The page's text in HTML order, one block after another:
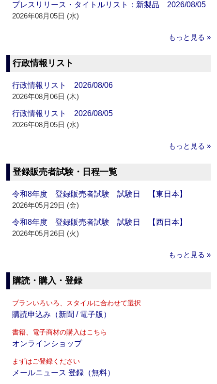
プレスリリース・タイトルリスト：新製品 2026/08/05
2026年08月05日 (水)
もっと見る »
行政情報リスト
行政情報リスト 2026/08/06
2026年08月06日 (木)
行政情報リスト 2026/08/05
2026年08月05日 (水)
もっと見る »
登録販売者試験・日程一覧
令和8年度 登録販売者試験 試験日 【東日本】
2026年05月29日 (金)
令和8年度 登録販売者試験 試験日 【西日本】
2026年05月26日 (火)
もっと見る »
購読・購入・登録
プランいろいろ、スタイルに合わせて選択
購読申込み（新聞 / 電子版）
書籍、電子商材の購入はこちら
オンラインショップ
まずはご登録ください
メールニュース 登録（無料）